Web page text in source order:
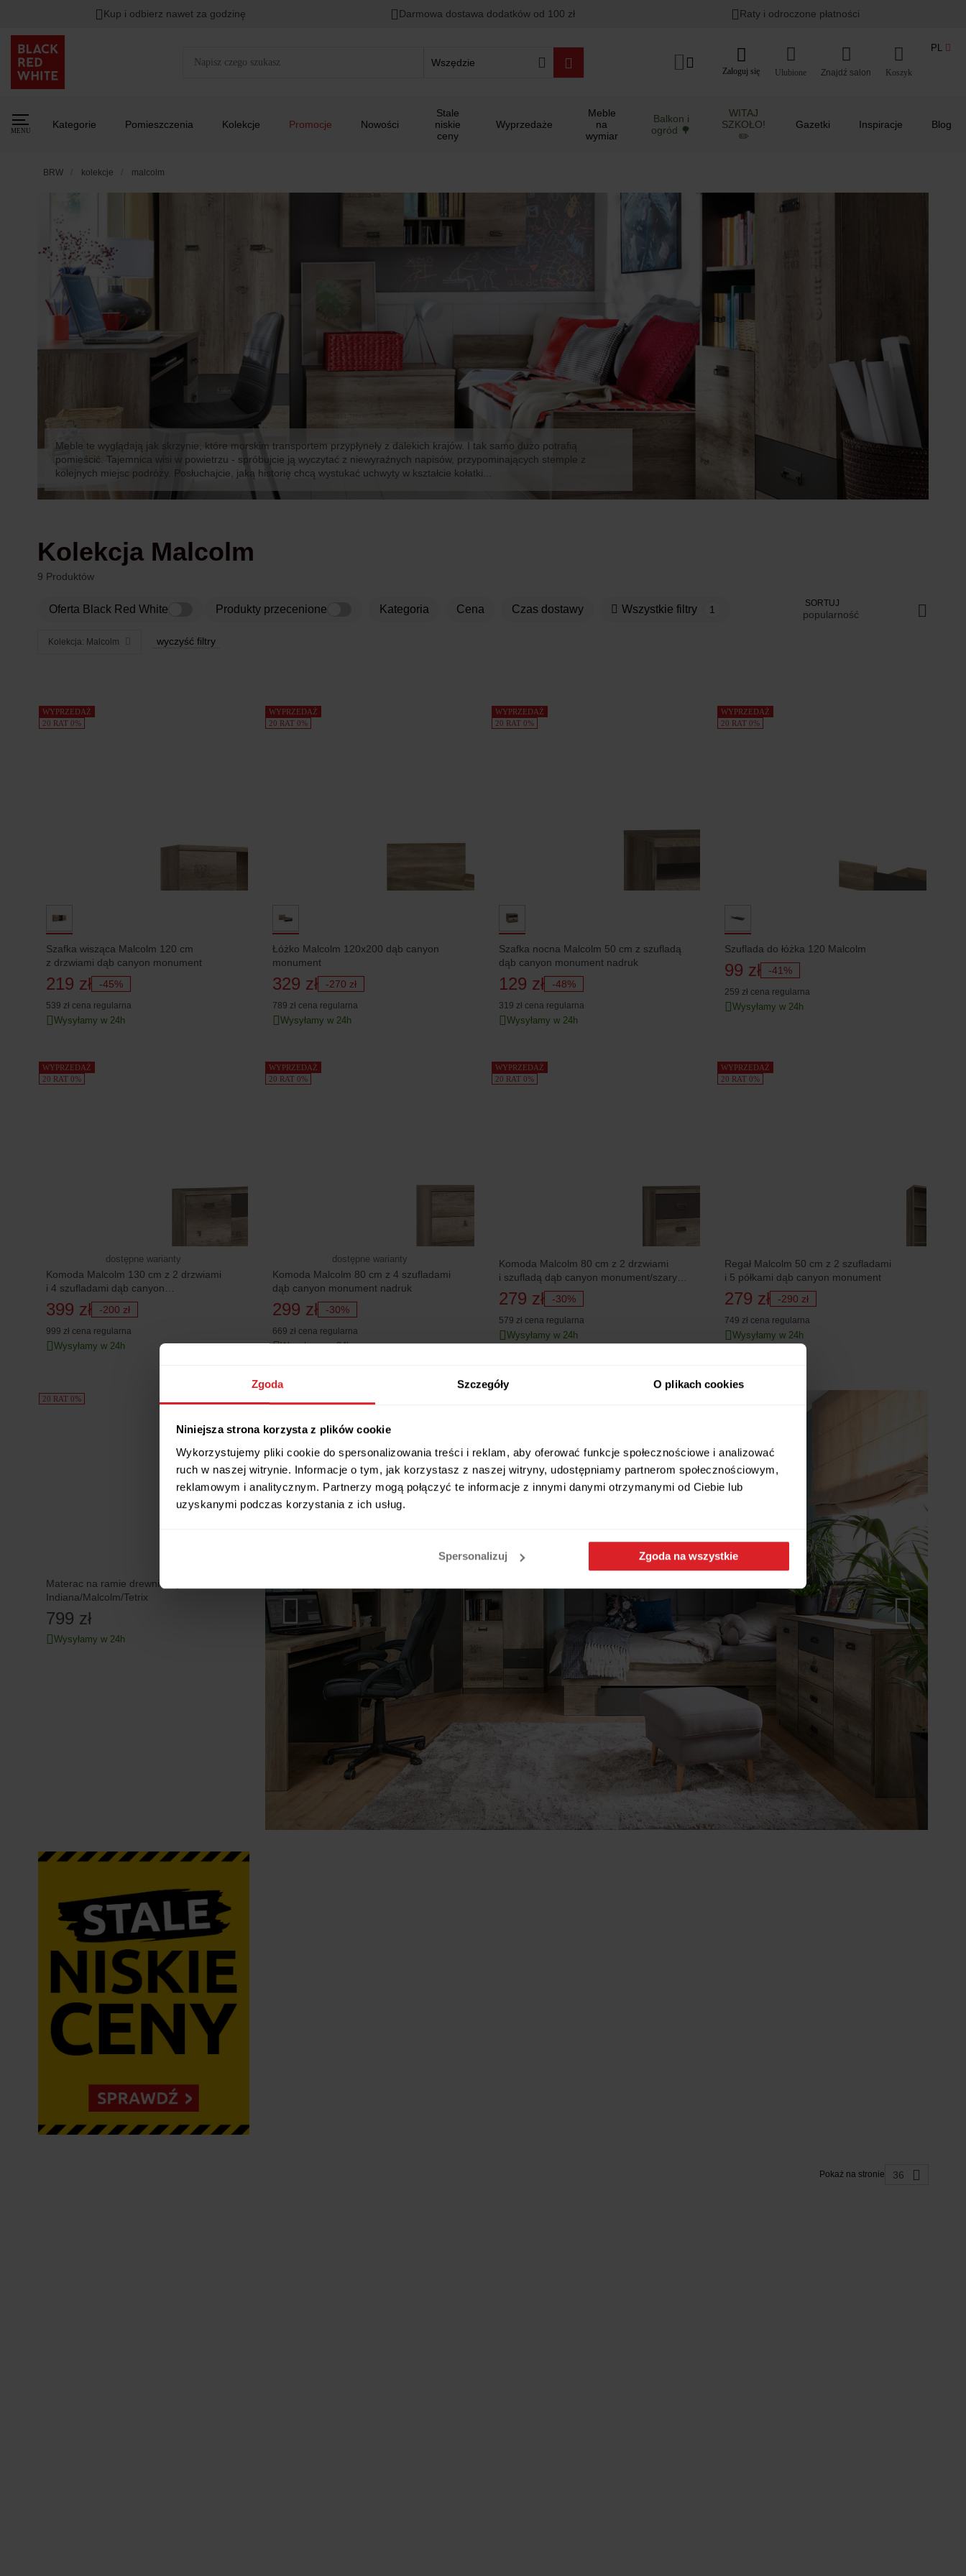
Zgoda Szczegóły O plikach cookies
Niniejsza strona korzysta z plików cookie
Wykorzystujemy pliki cookie do spersonalizowania treści i reklam, aby oferować funkcje społecznościowe i analizować
ruch w naszej witrynie. Informacje o tym, jak korzystasz z naszej witryny, udostępniamy partnerom społecznościowym,
reklamowym i analitycznym. Partnerzy mogą połączyć te informacje z innymi danymi otrzymanymi od Ciebie lub
uzyskanymi podczas korzystania z ich usług.
Spersonalizuj Zgoda na wszystkie
Rabat naHITY DNIA przy zapisie na Newsletter. 00 : Lato w ogrodzie i na balkonie >
Kup i odbierz nawet za godzinę Darmowa dostawa dodatków od 100 zł Raty i odroczone płatności
Wszędzie
Zaloguj się Ulubione Koszyk
PL
MENU
Kategorie Pomieszczenia Kolekcje Promocje Nowości
Stale
niskie
ceny
Wyprzedaże
Meble
na
wymiar
Balkon i
ogród 🌳
WITAJ
SZKOŁO!
✏️
Gazetki Inspiracje Blog
BRW kolekcje malcolm
Meble te wyglądają jak skrzynie, które morskim transportem przypłyneły z dalekich krajów. I tak samo dużo potrafią
pomieścić. Tajemnica wisi w powietrzu - spróbujcie ją wyczytać z niewyraźnych napisów, przypominających stemple z
kolejnych miejsc podróży. Posłuchajcie, jaką historię chcą wystukać uchwyty w kształcie kołatki...
Kolekcja Malcolm
9 Produktów
Oferta Black Red White Produkty przecenione kategoria Cena Czas dostawy Wszystkie filtry 1
Kolekcja: Malcolm wyczyść filtry
SORTUJ
popularność
Produkty
WYPRZEDAŻ
20 RAT 0%
Szafka wisząca Malcolm 120 cm
z drzwiami dąb canyon monument
219 zł -45%
539 zł cena regularna
Wysyłamy w 24h
WYPRZEDAŻ
20 RAT 0%
Łóżko Malcolm 120x200 dąb canyon
monument
329 zł -270 zł
789 zł cena regularna
Wysyłamy w 24h
WYPRZEDAŻ
20 RAT 0%
Szafka nocna Malcolm 50 cm z szufladą
dąb canyon monument nadruk
129 zł -48%
319 zł cena regularna
Wysyłamy w 24h
WYPRZEDAŻ
20 RAT 0%
Szuflada do łóżka 120 Malcolm
99 zł -41%
259 zł cena regularna
Wysyłamy w 24h
WYPRZEDAŻ
20 RAT 0%
dostępne warianty
Komoda Malcolm 130 cm z 2 drzwiami
i 4 szufladami dąb canyon
monument/szary wolfram/dąb canyon
monument nadruk
399 zł -200 zł
999 zł cena regularna
Wysyłamy w 24h
WYPRZEDAŻ
20 RAT 0%
dostępne warianty
Komoda Malcolm 80 cm z 4 szufladami
dąb canyon monument nadruk
299 zł -30%
669 zł cena regularna
Wysyłamy w 24h
WYPRZEDAŻ
20 RAT 0%
Komoda Malcolm 80 cm z 2 drzwiami
i szufladą dąb canyon monument/szary
wolfram/dąb canyon monument nadruk
279 zł -30%
579 zł cena regularna
Wysyłamy w 24h
WYPRZEDAŻ
20 RAT 0%
Regał Malcolm 50 cm z 2 szufladami
i 5 półkami dąb canyon monument
279 zł -290 zł
749 zł cena regularna
Wysyłamy w 24h
20 RAT 0%
Materac na ramie drewnianej Carbo do
Indiana/Malcolm/Tetrix
799 zł
Wysyłamy w 24h
Pokaż na stronie 36